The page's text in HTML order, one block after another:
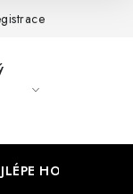
HODNOCENÉ